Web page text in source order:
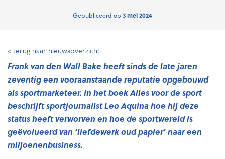
Gepubliceerd op 3 mei 2024
< terug naar nieuwsoverzicht
Frank van den Wall Bake heeft sinds de late jaren
zeventig een vooraanstaande reputatie opgebouwd
als sportmarketeer. In het boekAlles voor de sport
beschrijft sportjournalist Leo Aquina hoe hij deze
status heeft verworven en hoe de sportwereld is
geëvolueerd van ‘liefdewerk oud papier’ naar een
miljoenenbusiness.